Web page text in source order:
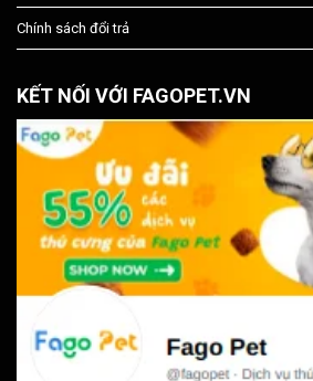
Chính sách đổi trả
KẾT NỐI VỚI FAGOPET.VN